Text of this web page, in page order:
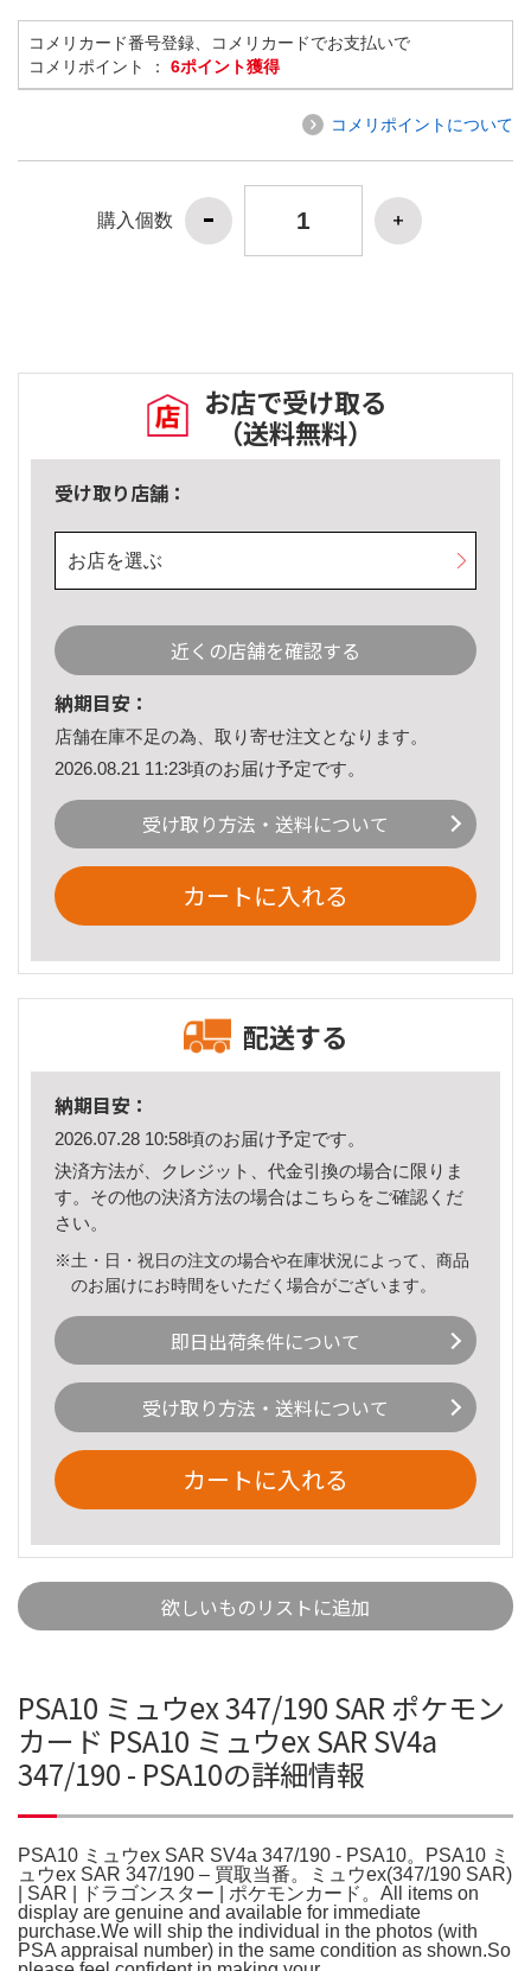
コメリカード番号登録、コメリカードでお支払いで
コメリポイント ： 6ポイント獲得
コメリポイントについて
購入個数
お店で受け取る
（送料無料）
受け取り店舗：
お店を選ぶ
近くの店舗を確認する
納期目安：
店舗在庫不足の為、取り寄せ注文となります。
2026.08.21 11:23頃のお届け予定です。
受け取り方法・送料について
カートに入れる
配送する
納期目安：
2026.07.28 10:58頃のお届け予定です。
決済方法が、クレジット、代金引換の場合に限りま
す。その他の決済方法の場合はこちら をご確認くだ
さい。
※土・日・祝日の注文の場合や在庫状況によって、商品
のお届けにお時間をいただく場合がございます。
即日出荷条件について
受け取り方法・送料について
カートに入れる
欲しいものリストに追加
PSA10 ミュウex 347/190 SAR ポケモン
カード PSA10 ミュウex SAR SV4a
347/190 - PSA10の詳細情報
PSA10 ミュウex SAR SV4a 347/190 - PSA10。PSA10 ミ
ュウex SAR 347/190 – 買取当番。ミュウex(347/190 SAR)
| SAR | ドラゴンスター | ポケモンカード。All items on
display are genuine and available for immediate
purchase.We will ship the individual in the photos (with
PSA appraisal number) in the same condition as shown.So